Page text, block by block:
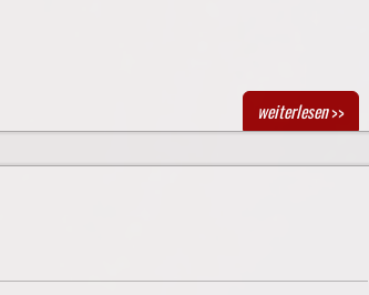
weiterlesen>>